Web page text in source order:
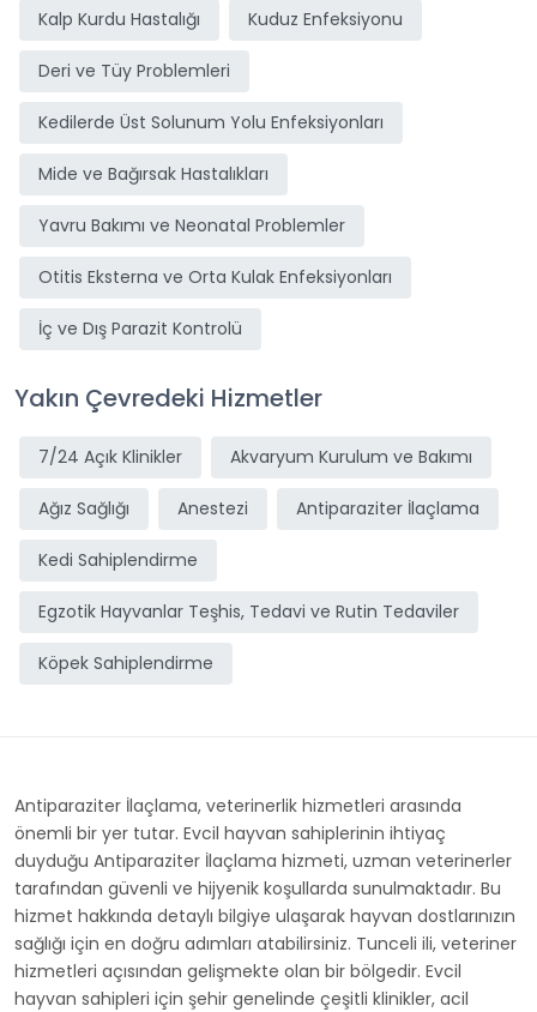
Kalp Kurdu Hastalığı Kuduz Enfeksiyonu
Deri ve Tüy Problemleri
Kedilerde Üst Solunum Yolu Enfeksiyonları
Mide ve Bağırsak Hastalıkları
Yavru Bakımı ve Neonatal Problemler
Otitis Eksterna ve Orta Kulak Enfeksiyonları
İç ve Dış Parazit Kontrolü
Yakın Çevredeki Hizmetler
7/24 Açık Klinikler Akvaryum Kurulum ve Bakımı
Ağız Sağlığı Anestezi Antiparaziter İlaçlama
Kedi Sahiplendirme
Egzotik Hayvanlar Teşhis, Tedavi ve Rutin Tedaviler
Köpek Sahiplendirme
Antiparaziter İlaçlama, veterinerlik hizmetleri arasında
önemli bir yer tutar. Evcil hayvan sahiplerinin ihtiyaç
duyduğu Antiparaziter İlaçlama hizmeti, uzman veterinerler
tarafından güvenli ve hijyenik koşullarda sunulmaktadır. Bu
hizmet hakkında detaylı bilgiye ulaşarak hayvan dostlarınızın
sağlığı için en doğru adımları atabilirsiniz. Tunceli ili, veteriner
hizmetleri açısından gelişmekte olan bir bölgedir. Evcil
hayvan sahipleri için şehir genelinde çeşitli klinikler, acil